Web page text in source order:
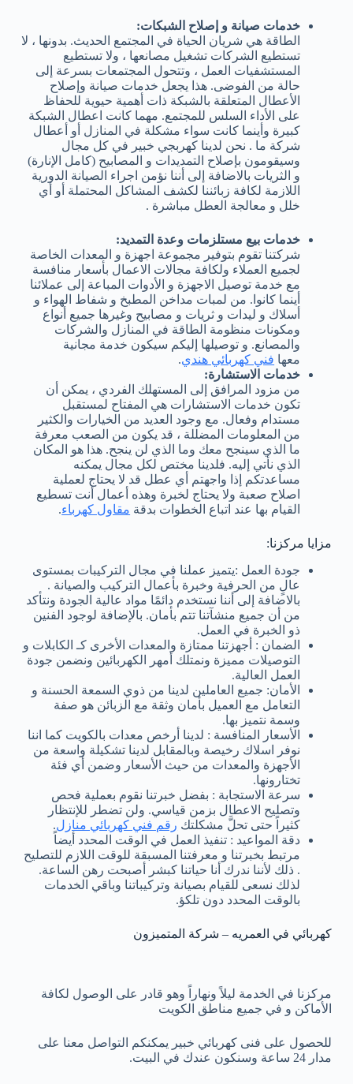
خدمات صيانة و إصلاح الشبكات:
الطاقة هي شريان الحياة في المجتمع الحديث. بدونها ، لا
تستطيع الشركات تشغيل مصانعها ، ولا تستطيع
المستشفيات العمل ، وتتحول المجتمعات بسرعة إلى
حالة من الفوضى. هذا يجعل خدمات صيانة وإصلاح
الأعطال المتعلقة بالشبكة ذات أهمية حيوية للحفاظ
على الأداء السلس للمجتمع. مهما كانت اعطال الشبكة
كبيرة وأينما كانت سواء مشكلة في المنازل أو أعطال
شركة ما . نحن لدينا كهربجي خبير في كل مجال
وسيقومون بإصلاح التمديدات و المصابيح (كامل الإنارة)
و الثريات بالاضافة إلى أننا نؤمن اجراء الصيانة الدورية
اللازمة لكافة زبائننا لكشف المشاكل المحتملة أو أي
خلل و معالجة العطل مباشرة .
خدمات بيع مستلزمات وعدة التمديد:
شركتنا تقوم بتوفير مجموعة اجهزة و المعدات الخاصة
لجميع العملاء ولكافة مجالات الاعمال بأسعار منافسة
مع خدمة توصيل الاجهزة و الأدوات المباعة إلى عملائنا
أينما كانوا. من لمبات مداخن المطبخ و شفاط الهواء و
أسلاك و ليدات و ثريات و مصابيح وغيرها جميع أنواع
ومكونات منظومة الطاقة في المنازل والشركات
والمصانع. و توصيلها إليكم سيكون خدمة مجانية
معها فني كهربائي هندي.
خدمات الاستشارة:
من مزود المرافق إلى المستهلك الفردي ، يمكن أن
تكون خدمات الاستشارات هي المفتاح لمستقبل
مستدام وفعال. مع وجود العديد من الخيارات والكثير
من المعلومات المضللة ، قد يكون من الصعب معرفة
ما الذي سينجح معك وما الذي لن ينجح. هذا هو المكان
الذي نأتي إليه. فلدينا مختص لكل مجال يمكنه
مساعدتكم إذا واجهتم أي عطل قد لا يحتاج لعملية
اصلاح صعبة ولا يحتاج لخبرة وهذه أعمال أنت تسطيع
القيام بها عند اتباع الخطوات بدقة مقاول كهرباء.
مزايا مركزنا:
جودة العمل :يتميز عملنا في مجال التركيبات بمستوى
عالٍ من الحرفية وخبرة بأعمال التركيب والصيانة .
بالاضافة إلى أننا نستخدم دائمًا مواد عالية الجودة ونتأكد
من أن جميع منشآتنا تتم بأمان. بالإضافة لوجود الفنين
ذو الخبرة في العمل.
الضمان : أجهزتنا ممتازة والمعدات الأخرى كـ الكابلات و
التوصيلات مميزة ونمتلك أمهر الكهربائين ونضمن جودة
العمل العالية.
الأمان: جميع العاملين لدينا من ذوي السمعة الحسنة و
التعامل مع العميل بأمان وثقة مع الزبائن هو صفة
وسمة نتميز بها.
الأسعار المنافسة : لدينا أرخص معدات بالكويت كما اننا
نوفر اسلاك رخيصة وبالمقابل لدينا تشكيلة واسعة من
الأجهزة والمعدات من حيث الأسعار وضمن أي فئة
تختارونها.
سرعة الاستجابة : بفضل خبرتنا نقوم بعملية فحص
وتصليح الاعطال بزمن قياسي. ولن تضطر للإنتظار
كثيراً حتى تحلَّ مشكلتك رقم فني كهربائي منازل.
دقة المواعيد : تنفيذ العمل في الوقت المحدد أيضاً
مرتبط بخبرتنا و معرفتنا المسبقة للوقت اللازم للتصليح
. ذلك لأننا ندرك أنا حياتنا كبشر أصبحت رهن الساعة.
لذلك نسعى للقيام بصيانة وتركيباتنا وباقي الخدمات
بالوقت المحدد دون تلكؤ.
كهربائي في العمريه – شركة المتميزون
مركزنا في الخدمة ليلاً ونهاراً وهو قادر على الوصول لكافة
الأماكن و في جميع مناطق الكويت
للحصول على فنى كهربائي خبير يمكنكم التواصل معنا على
مدار 24 ساعة وسنكون عندك في البيت.